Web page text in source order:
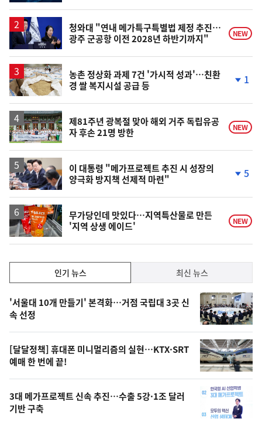
승
청와대 "연내 메가특구특별법 제정 추진…
광주 군공항 이전 2028년 하반기까지"
NEW
농촌 정상화 과제 7건 '가시적 성과'…친환
경 쌀 복지시설 공급 등
락
1
제81주년 광복절 맞아 해외 거주 독립유공
자 후손 21명 방한
NEW
이 대통령 "메가프로젝트 추진 시 성장의
양극화 방지책 선제적 마련"
락
5
무가당인데 맛있다…지역특산물로 만든
'지역 상생 에이드'
NEW
기,
최
신,
오
늘
의
영
상
인기 뉴스 최신 뉴스
기
뉴
스
'서울대 10개 만들기' 본격화…거점 국립대 3곳 신
속 선정
[달달정책] 휴대폰 미니멀리즘의 실현…KTX·SRT
예매 한 번에 끝!
3대 메가프로젝트 신속 추진…수출 5강·1조 달러
기반 구축